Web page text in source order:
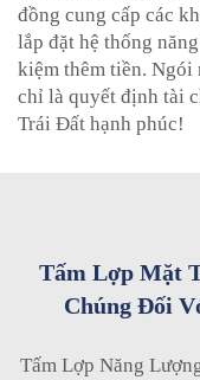
đồng cung cấp các
lắp đặt hệ thống
kiệm thêm tiền. Ngói
chỉ là quyết định tài
Trái Đất hạnh phúc!
Tấm Lợp Mặt
Chúng Đối
Tấm Lợp Năng